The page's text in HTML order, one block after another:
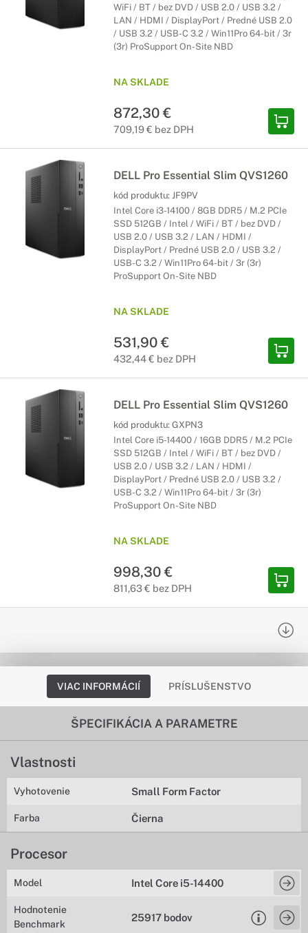
WiFi / BT / bez DVD / USB 2.0 / USB 3.2 /
LAN / HDMI / DisplayPort / Predné USB 2.0
/ USB 3.2 / USB-C 3.2 / Win11Pro 64-bit / 3r
(3r) ProSupport On-Site NBD
NA SKLADE
872,30 €
709,19 € bez DPH
DELL Pro Essential Slim QVS1260
kód produktu: JF9PV
Intel Core i3-14100 / 8GB DDR5 / M.2 PCIe
SSD 512GB / Intel / WiFi / BT / bez DVD /
USB 2.0 / USB 3.2 / LAN / HDMI /
DisplayPort / Predné USB 2.0 / USB 3.2 /
USB-C 3.2 / Win11Pro 64-bit / 3r (3r)
ProSupport On-Site NBD
NA SKLADE
531,90 €
432,44 € bez DPH
DELL Pro Essential Slim QVS1260
kód produktu: GXPN3
Intel Core i5-14400 / 16GB DDR5 / M.2 PCIe
SSD 512GB / Intel / WiFi / BT / bez DVD /
USB 2.0 / USB 3.2 / LAN / HDMI /
DisplayPort / Predné USB 2.0 / USB 3.2 /
USB-C 3.2 / Win11Pro 64-bit / 3r (3r)
ProSupport On-Site NBD
NA SKLADE
998,30 €
811,63 € bez DPH
VIAC INFORMÁCIÍ PRÍSLUŠENSTVO
ŠPECIFIKÁCIA A PARAMETRE
Vlastnosti
Vyhotovenie Small Form Factor
Farba Čierna
Procesor
Model Intel Core i5-14400
Hodnotenie
Benchmark
25917 bodov